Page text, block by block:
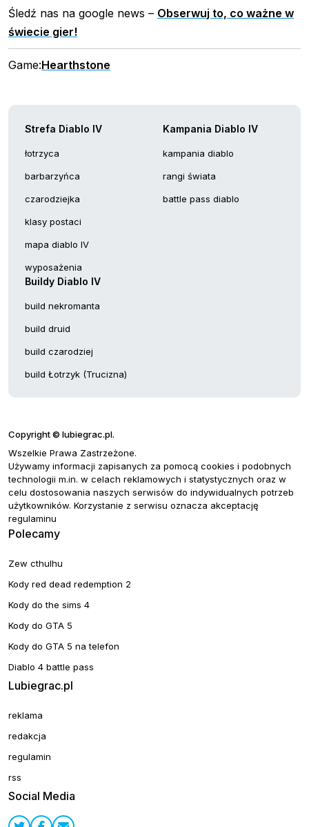
Śledź nas na google news – Obserwuj to, co ważne w
świecie gier!
Game:Hearthstone
Strefa Diablo IV
łotrzyca
barbarzyńca
czarodziejka
klasy postaci
mapa diablo IV
wyposażenia
Kampania Diablo IV
kampania diablo
rangi świata
battle pass diablo
Buildy Diablo IV
build nekromanta
build druid
build czarodziej
build Łotrzyk (Trucizna)
Copyright © lubiegrac.pl.
Wszelkie Prawa Zastrzeżone.
Używamy informacji zapisanych za pomocą cookies i podobnych
technologii m.in. w celach reklamowych i statystycznych oraz w
celu dostosowania naszych serwisów do indywidualnych potrzeb
użytkowników. Korzystanie z serwisu oznacza akceptację
regulaminu
Polecamy
Zew cthulhu
Kody red dead redemption 2
Kody do the sims 4
Kody do GTA 5
Kody do GTA 5 na telefon
Diablo 4 battle pass
Lubiegrac.pl
reklama
redakcja
regulamin
rss
Social Media